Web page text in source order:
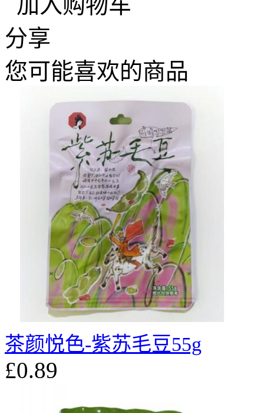
分享
您可能喜欢的商品
茶颜悦色-紫苏毛豆55g
£0.89